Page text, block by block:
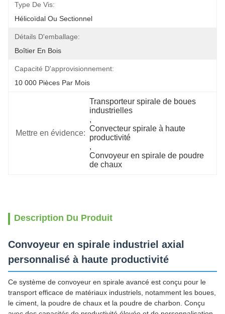
Type De Vis:
Hélicoïdal Ou Sectionnel
Détails D'emballage:
Boîtier En Bois
Capacité D'approvisionnement:
10 000 Pièces Par Mois
Mettre en évidence:
Transporteur spirale de boues
industrielles
,
Convecteur spirale à haute
productivité
,
Convoyeur en spirale de poudre
de chaux
Description Du Produit
Convoyeur en spirale industriel axial
personnalisé à haute productivité
Ce système de convoyeur en spirale avancé est conçu pour le
transport efficace de matériaux industriels, notamment les boues,
le ciment, la poudre de chaux et la poudre de charbon. Conçu